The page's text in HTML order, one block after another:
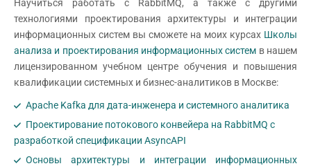
Научиться работать с RabbitMQ, а также с другими
технологиями проектирования архитектуры и интеграции
информационных систем вы сможете на моих курсах Школы
анализа и проектирования информационных систем в нашем
лицензированном учебном центре обучения и повышения
квалификации системных и бизнес-аналитиков в Москве:
Apache Kafka для дата-инженера и системного аналитика
Проектирование потокового конвейера на RabbitMQ с
разработкой спецификации AsyncAPI
Основы архитектуры и интеграции информационных